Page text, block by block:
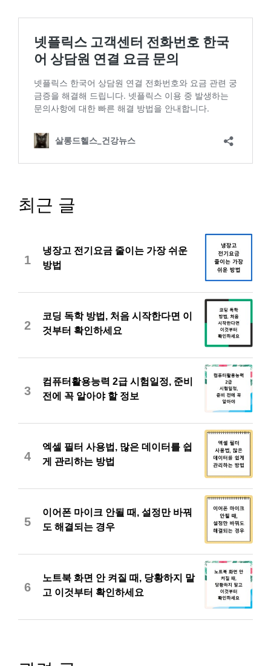
최근 글
1
냉장고 전기요금 줄이는 가장 쉬운
방법
2
코딩 독학 방법, 처음 시작한다면 이
것부터 확인하세요
3
컴퓨터활용능력 2급 시험일정, 준비
전에 꼭 알아야 할 정보
4
엑셀 필터 사용법, 많은 데이터를 쉽
게 관리하는 방법
5
이어폰 마이크 안될 때, 설정만 바꿔
도 해결되는 경우
6
노트북 화면 안 켜질 때, 당황하지 말
고 이것부터 확인하세요